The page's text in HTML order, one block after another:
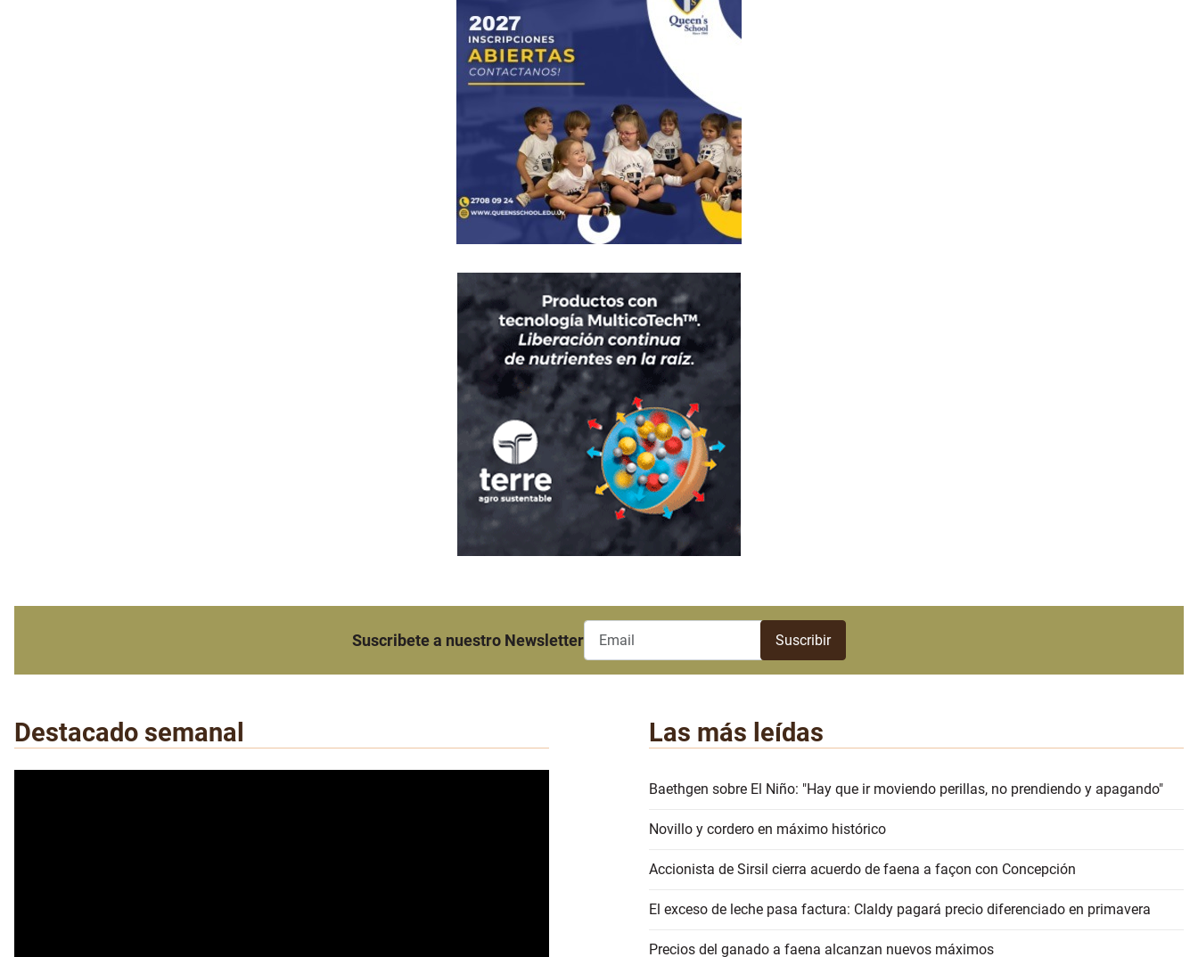
Suscribete a nuestro Newsletter
Destacado semanal Las más leídas
Baethgen sobre El Niño: "Hay que ir moviendo perillas, no prendiendo y apagando"
Novillo y cordero en máximo histórico
Accionista de Sirsil cierra acuerdo de faena a façon con Concepción
El exceso de leche pasa factura: Claldy pagará precio diferenciado en primavera
Precios del ganado a faena alcanzan nuevos máximos